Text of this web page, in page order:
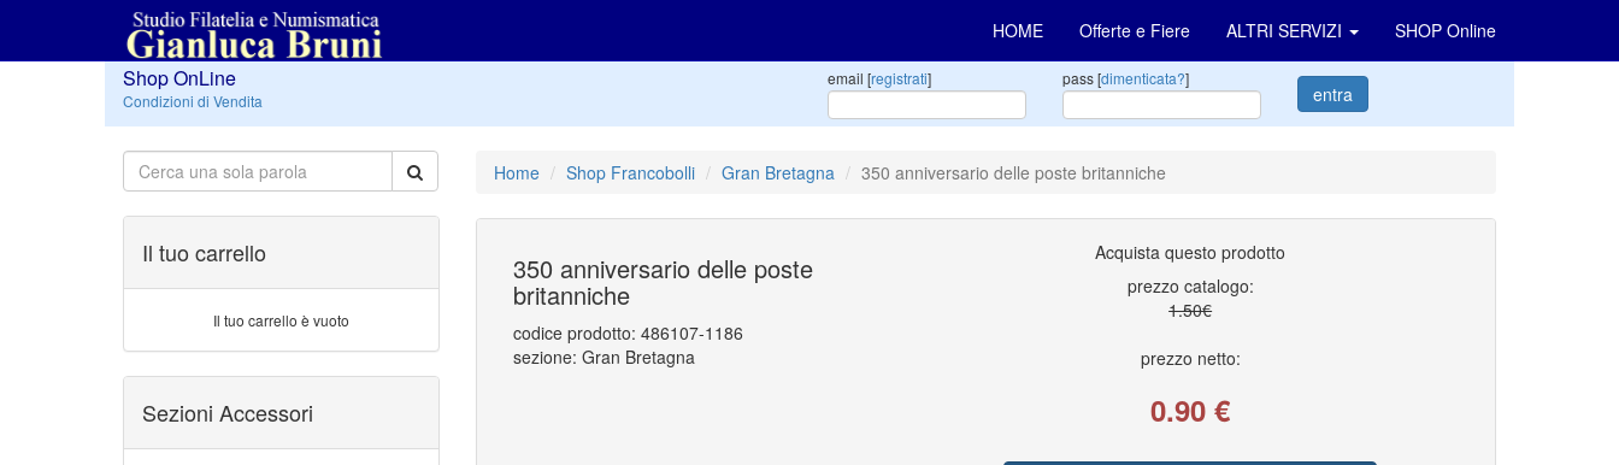
HOME Offerte e Fiere ALTRI SERVIZI SHOP Online
Shop OnLine
Condizioni di Vendita
email [registrati] pass [dimenticata?]
entra
Il tuo carrello
Il tuo carrello è vuoto
Sezioni Accessori
Home Shop Francobolli Gran Bretagna 350 anniversario delle poste britanniche
350 anniversario delle poste
britanniche
codice prodotto: 486107-1186
sezione: Gran Bretagna
Acquista questo prodotto
prezzo catalogo:
1.50€
prezzo netto:
0.90 €